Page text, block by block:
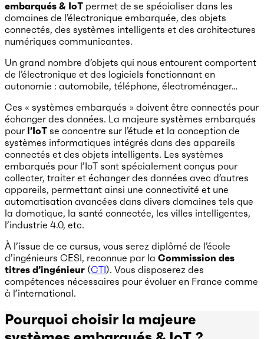
embarqués & IoT permet de se spécialiser dans les
domaines de l’électronique embarquée, des objets
connectés, des systèmes intelligents et des architectures
numériques communicantes.
Un grand nombre d’objets qui nous entourent comportent
de l’électronique et des logiciels fonctionnant en
autonomie : automobile, téléphone, électroménager…
Ces « systèmes embarqués » doivent être connectés pour
échanger des données. La majeure systèmes embarqués
pour l’IoT se concentre sur l’étude et la conception de
systèmes informatiques intégrés dans des appareils
connectés et des objets intelligents. Les systèmes
embarqués pour l’IoT sont spécialement conçus pour
collecter, traiter et échanger des données avec d’autres
appareils, permettant ainsi une connectivité et une
automatisation avancées dans divers domaines tels que
la domotique, la santé connectée, les villes intelligentes,
l’industrie 4.0, etc.
À l’issue de ce cursus, vous serez diplômé de l’école
d’ingénieurs CESI, reconnue par la Commission des
titres d’ingénieur (CTI). Vous disposerez des
compétences nécessaires pour évoluer en France comme
à l’international.
Pourquoi choisir la majeure